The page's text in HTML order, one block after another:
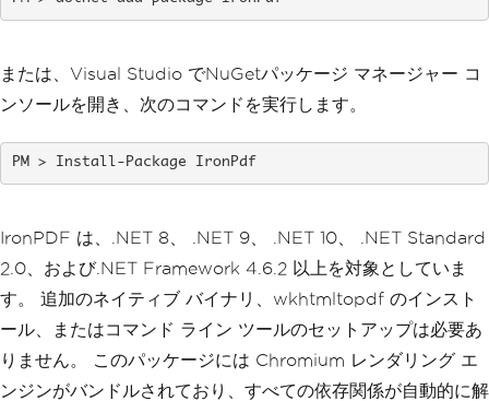
または、Visual Studio でNuGetパッケージ マネージャー コ
ンソールを開き、次のコマンドを実行します。
Install-Package IronPdf
IronPDF は、.NET 8、 .NET 9、 .NET 10、 .NET Standard
2.0、および.NET Framework 4.6.2 以上を対象としていま
す。 追加のネイティブ バイナリ、wkhtmltopdf のインスト
ール、またはコマンド ライン ツールのセットアップは必要あ
りません。 このパッケージには Chromium レンダリング エ
ンジンがバンドルされており、すべての依存関係が自動的に解